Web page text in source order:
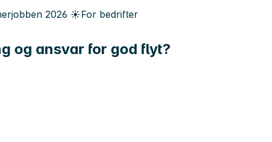
2026 ☀️For bedrifter
og ansvar for god flyt?